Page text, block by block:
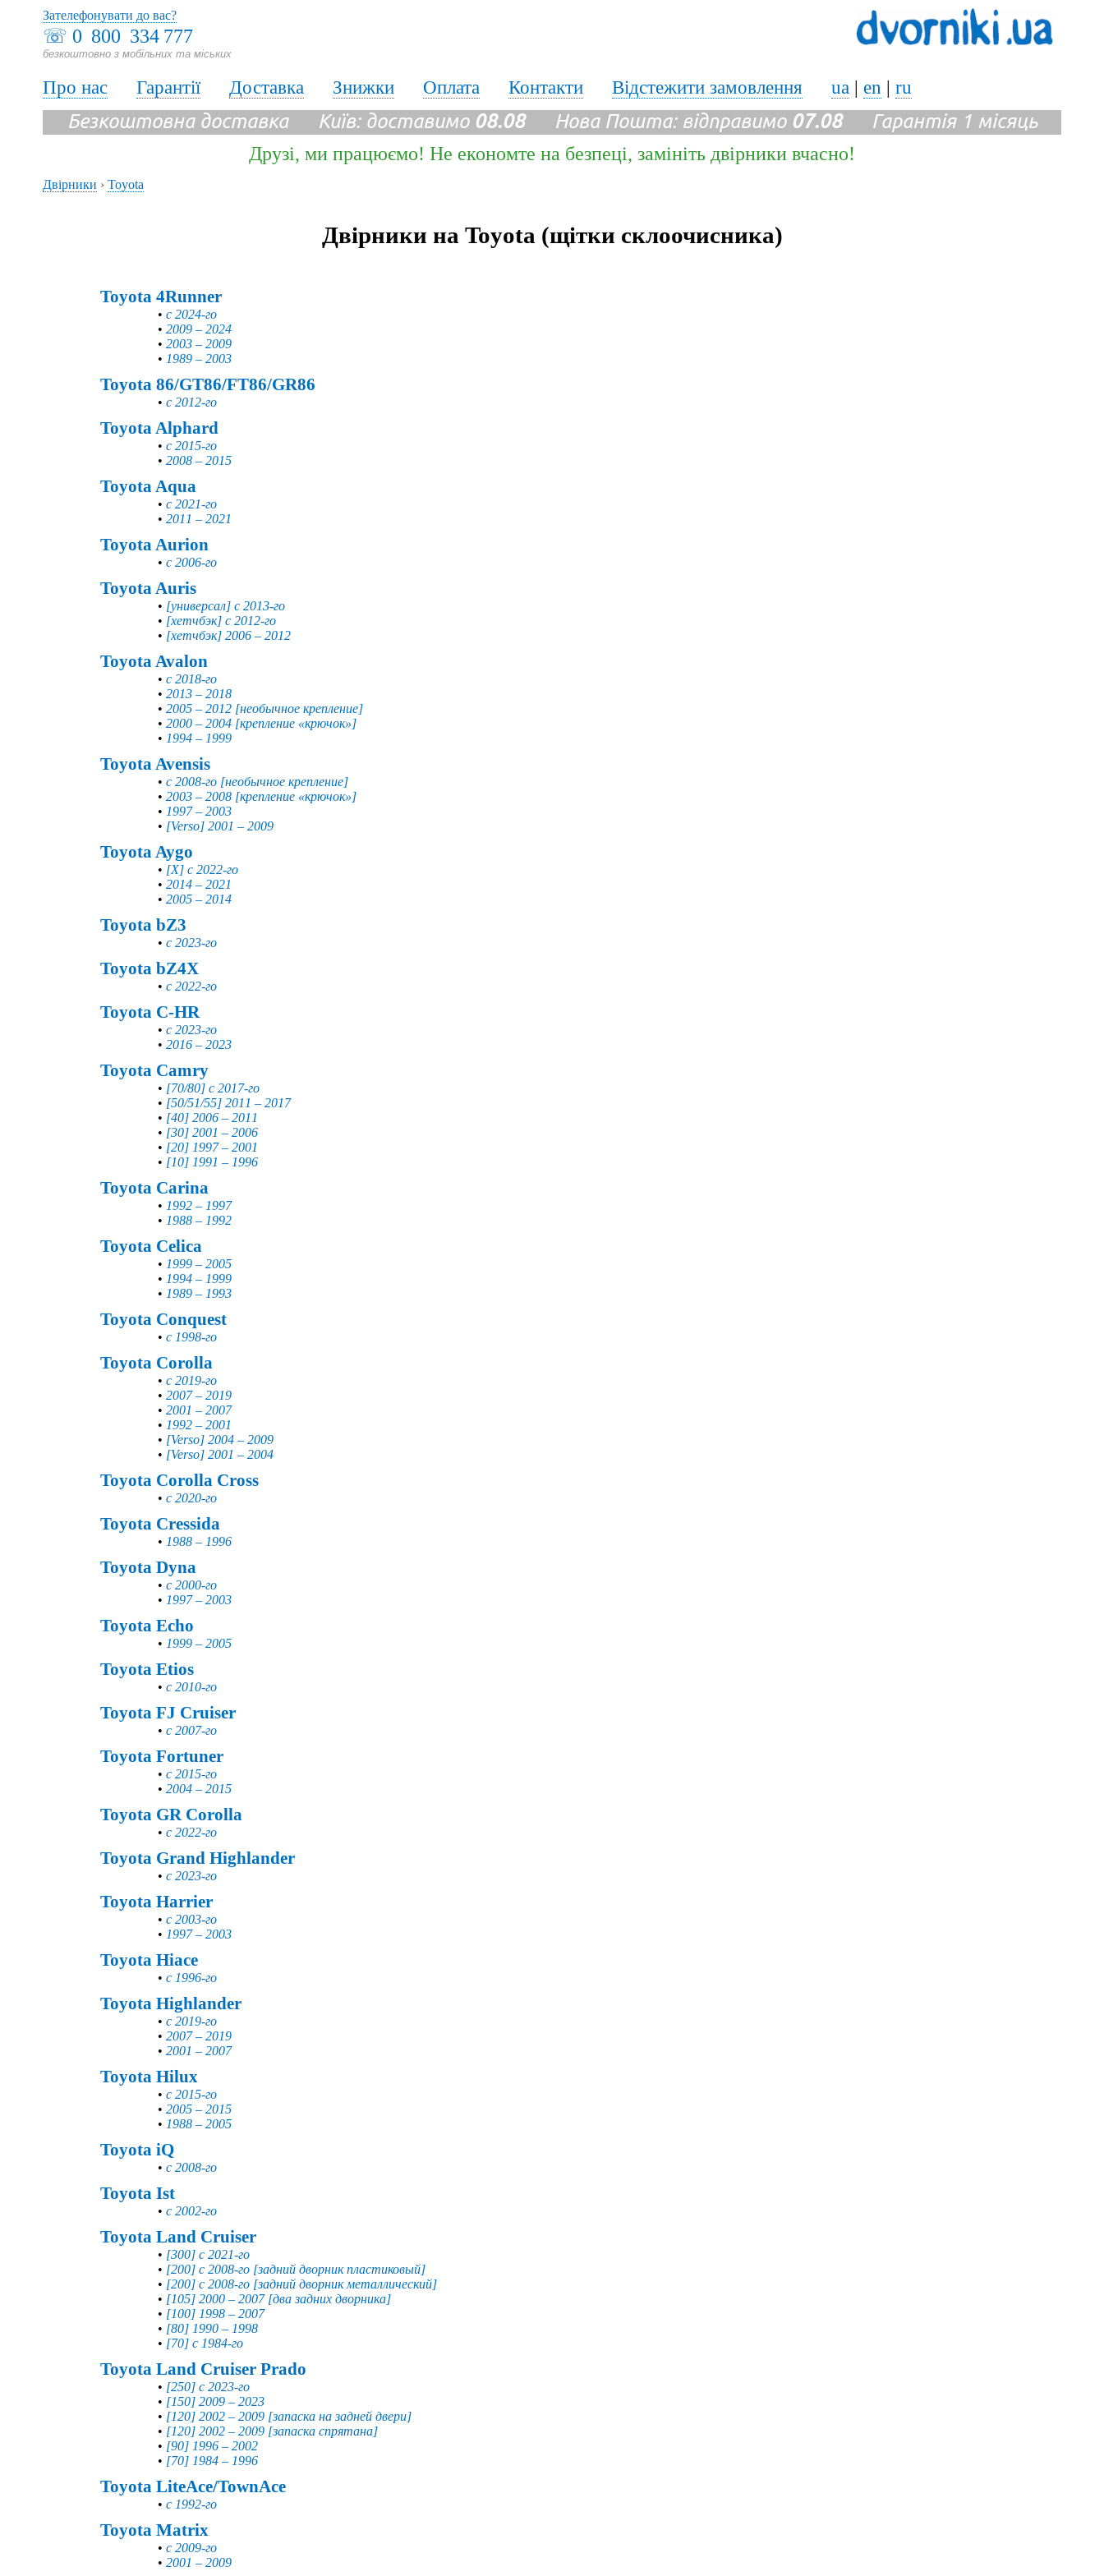
☏ 0 800 334 777
безкоштовно з мобільних та міських
Зателефонувати до вас?
Про нас Гарантії Доставка Знижки Оплата Контакти Відстежити замовлення ua | en | ru
Безкоштовна доставка Київ: доставимо 08.08Нова Пошта: відправимо 07.08Гарантія 1 місяць
Друзі, ми працюємо! Не економте на безпеці, замініть двірники вчасно!
Двірники › Toyota
Двірники на Toyota (щітки склоочисника)
Toyota 4Runner
• с 2024-го
• 2009 – 2024
• 2003 – 2009
• 1989 – 2003
Toyota 86/GT86/FT86/GR86
• с 2012-го
Toyota Alphard
• с 2015-го
• 2008 – 2015
Toyota Aqua
• с 2021-го
• 2011 – 2021
Toyota Aurion
• с 2006-го
Toyota Auris
• [универсал] с 2013-го
• [хетчбэк] с 2012-го
• [хетчбэк] 2006 – 2012
Toyota Avalon
• с 2018-го
• 2013 – 2018
• 2005 – 2012 [необычное крепление]
• 2000 – 2004 [крепление «крючок»]
• 1994 – 1999
Toyota Avensis
• с 2008-го [необычное крепление]
• 2003 – 2008 [крепление «крючок»]
• 1997 – 2003
• [Verso] 2001 – 2009
Toyota Aygo
• [X] с 2022-го
• 2014 – 2021
• 2005 – 2014
Toyota bZ3
• с 2023-го
Toyota bZ4X
• с 2022-го
Toyota C-HR
• с 2023-го
• 2016 – 2023
Toyota Camry
• [70/80] с 2017-го
• [50/51/55] 2011 – 2017
• [40] 2006 – 2011
• [30] 2001 – 2006
• [20] 1997 – 2001
• [10] 1991 – 1996
Toyota Carina
• 1992 – 1997
• 1988 – 1992
Toyota Celica
• 1999 – 2005
• 1994 – 1999
• 1989 – 1993
Toyota Conquest
• с 1998-го
Toyota Corolla
• с 2019-го
• 2007 – 2019
• 2001 – 2007
• 1992 – 2001
• [Verso] 2004 – 2009
• [Verso] 2001 – 2004
Toyota Corolla Cross
• с 2020-го
Toyota Cressida
• 1988 – 1996
Toyota Dyna
• с 2000-го
• 1997 – 2003
Toyota Echo
• 1999 – 2005
Toyota Etios
• с 2010-го
Toyota FJ Cruiser
• с 2007-го
Toyota Fortuner
• с 2015-го
• 2004 – 2015
Toyota GR Corolla
• с 2022-го
Toyota Grand Highlander
• с 2023-го
Toyota Harrier
• с 2003-го
• 1997 – 2003
Toyota Hiace
• с 1996-го
Toyota Highlander
• с 2019-го
• 2007 – 2019
• 2001 – 2007
Toyota Hilux
• с 2015-го
• 2005 – 2015
• 1988 – 2005
Toyota iQ
• с 2008-го
Toyota Ist
• с 2002-го
Toyota Land Cruiser
• [300] с 2021-го
• [200] с 2008-го [задний дворник пластиковый]
• [200] с 2008-го [задний дворник металлический]
• [105] 2000 – 2007 [два задних дворника]
• [100] 1998 – 2007
• [80] 1990 – 1998
• [70] с 1984-го
Toyota Land Cruiser Prado
• [250] с 2023-го
• [150] 2009 – 2023
• [120] 2002 – 2009 [запаска на задней двери]
• [120] 2002 – 2009 [запаска спрятана]
• [90] 1996 – 2002
• [70] 1984 – 1996
Toyota LiteAce/TownAce
• с 1992-го
Toyota Matrix
• с 2009-го
• 2001 – 2009